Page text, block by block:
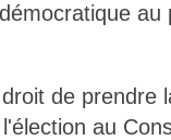
au
de prendre
au